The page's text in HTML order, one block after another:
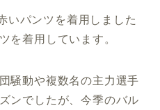
いパンツを着用しました
を着用しています。
騒動や複数名の主力選手
ンでしたが、今季のバル